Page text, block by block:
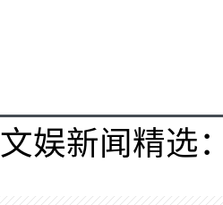
文娱新闻精选：